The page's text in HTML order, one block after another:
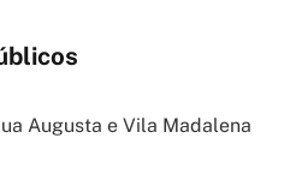
Augusta e Vila Madalena